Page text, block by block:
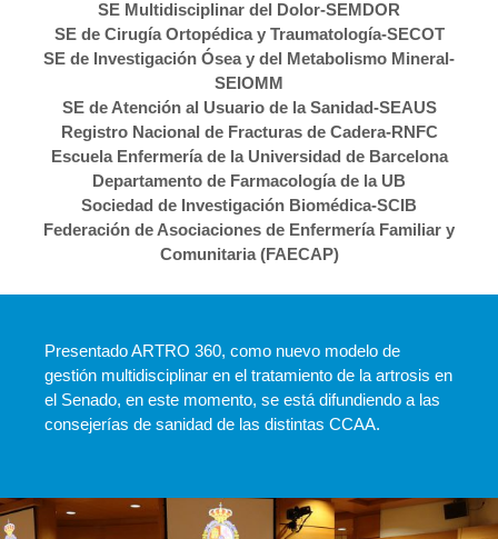
SE Multidisciplinar del Dolor-SEMDOR
SE de Cirugía Ortopédica y Traumatología-SECOT
SE de Investigación Ósea y del Metabolismo Mineral-
SEIOMM
SE de Atención al Usuario de la Sanidad-SEAUS
Registro Nacional de Fracturas de Cadera-RNFC
Escuela Enfermería de la Universidad de Barcelona
Departamento de Farmacología de la UB
Sociedad de Investigación Biomédica-SCIB
Federación de Asociaciones de Enfermería Familiar y
Comunitaria (FAECAP)
Presentado ARTRO 360, como nuevo modelo de
gestión multidisciplinar en el tratamiento de la artrosis en
el Senado, en este momento, se está difundiendo a las
consejerías de sanidad de las distintas CCAA.